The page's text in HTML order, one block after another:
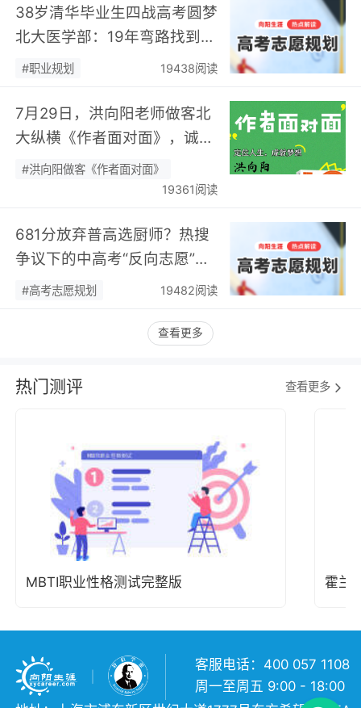
38岁清华毕业生四战高考圆梦
北大医学部：19年弯路找到终
身热爱，可幸又可惜！…
#职业规划 19438阅读
7月29日，洪向阳老师做客北
大纵横《作者面对面》，诚邀
您现场相聚！…
#洪向阳做客《作者面对面》
19361阅读
681分放弃普高选厨师？热搜
争议下的中高考“反向志愿”
潮，藏着职业规划新逻辑…
#高考志愿规划 19482阅读
查看更多
热门测评 查看更多
MBTI职业性格测试完整版 霍兰
客服电话：400 057 1108
周一至周五 9:00 - 18:00